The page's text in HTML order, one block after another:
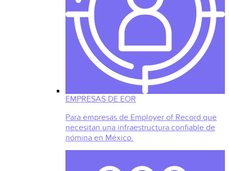
EMPRESAS DE EOR
Para empresas de Employer of Record que
necesitan una infraestructura confiable de
nómina en México.